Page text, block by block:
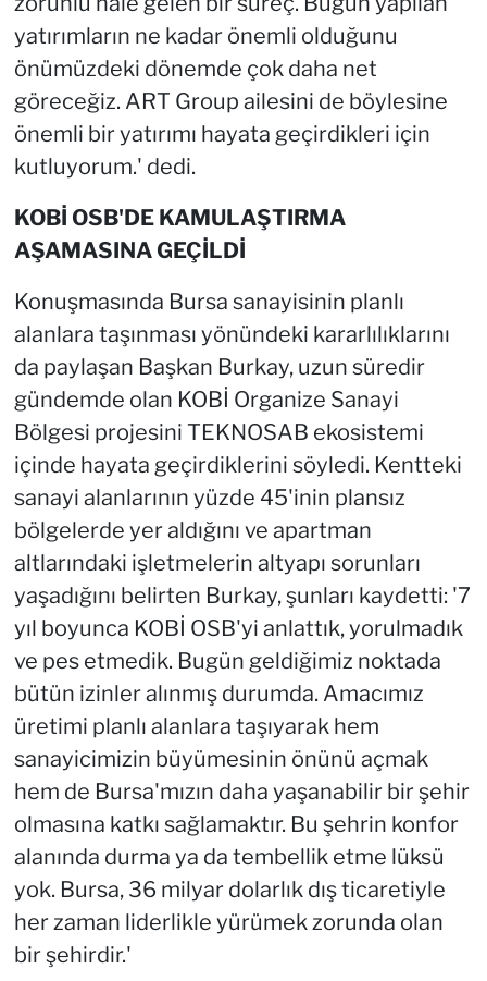
yatırımların ne kadar önemli olduğunu
önümüzdeki dönemde çok daha net
göreceğiz. ART Group ailesini de böylesine
önemli bir yatırımı hayata geçirdikleri için
kutluyorum.' dedi.
KOBİ OSB'DE KAMULAŞTIRMA
AŞAMASINA GEÇİLDİ
Konuşmasında Bursa sanayisinin planlı
alanlara taşınması yönündeki kararlılıklarını
da paylaşan Başkan Burkay, uzun süredir
gündemde olan KOBİ Organize Sanayi
Bölgesi projesini TEKNOSAB ekosistemi
içinde hayata geçirdiklerini söyledi. Kentteki
sanayi alanlarının yüzde 45'inin plansız
bölgelerde yer aldığını ve apartman
altlarındaki işletmelerin altyapı sorunları
yaşadığını belirten Burkay, şunları kaydetti: '7
yıl boyunca KOBİ OSB'yi anlattık, yorulmadık
ve pes etmedik. Bugün geldiğimiz noktada
bütün izinler alınmış durumda. Amacımız
üretimi planlı alanlara taşıyarak hem
sanayicimizin büyümesinin önünü açmak
hem de Bursa'mızın daha yaşanabilir bir şehir
olmasına katkı sağlamaktır. Bu şehrin konfor
alanında durma ya da tembellik etme lüksü
yok. Bursa, 36 milyar dolarlık dış ticaretiyle
her zaman liderlikle yürümek zorunda olan
bir şehirdir.'